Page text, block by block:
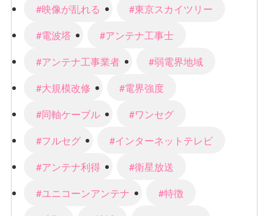
#映像が乱れる
#東京スカイツリー
#電波塔
#アンテナ工事士
#アンテナ工事業者
#弱電界地域
#大規模改修
#電界強度
#同軸ケーブル
#ワンセグ
#フルセグ
#インターネットテレビ
#アンテナ利得
#衛星放送
#ユニコーンアンテナ
#特徴